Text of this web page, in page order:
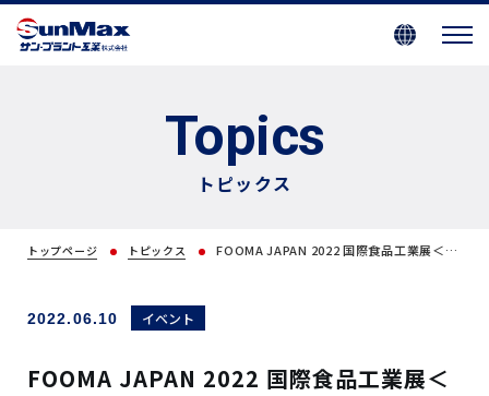
Topics
トピックス
トップページ トピックス FOOMA JAPAN 2022 国際食品工業展＜終了しました＞
2022.06.10 イベント
FOOMA JAPAN 2022 国際食品工業展＜